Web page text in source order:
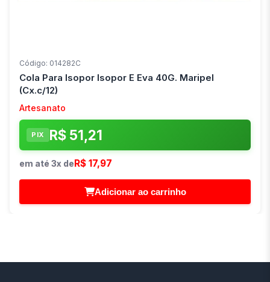
Código: 014282C
Cola Para Isopor Isopor E Eva 40G. Maripel
(Cx.c/12)
Artesanato
PIX R$ 51,21
em até 3x deR$ 17,97
Adicionar ao carrinho